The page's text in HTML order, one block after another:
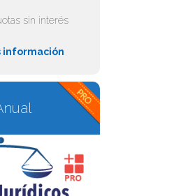
sin interés
información